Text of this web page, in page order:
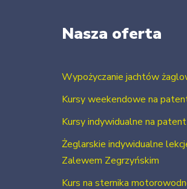
Nasza oferta
Wypożyczanie jachtów
Kursy weekendowe na
Kursy indywidualne na
Żeglarskie indywidualne
Zalewem Zegrzyńskim
Kurs na sternika